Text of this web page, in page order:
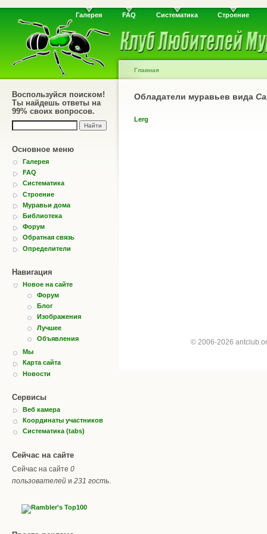
Галерея FAQ Систематика Строение
Воспользуйся поиском!
Ты найдешь ответы на
99% своих вопросов.
Основное меню
Галерея
FAQ
Систематика
Строение
Муравьи дома
Библиотека
Форум
Обратная связь
Определители
Навигация
Новое на сайте
Форум
Блог
Изображения
Лучшее
Объявления
Мы
Карта сайта
Новости
Сервисы
Веб камера
Координаты участников
Систематика (tabs)
Сейчас на сайте
Сейчас на сайте 0
пользователей и 231 гость
Главная
Обладатели муравьев вида
Lerg
© 2006-2026